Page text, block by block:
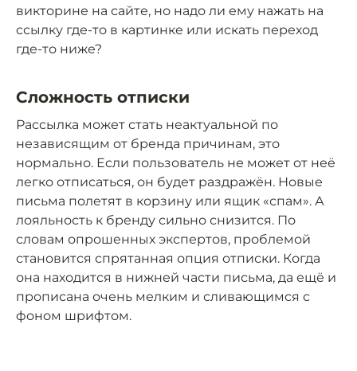
викторине на сайте, но надо ли ему нажать на
ссылку где-то в картинке или искать переход
где-то ниже?
Сложность отписки
Рассылка может стать неактуальной по
независящим от бренда причинам, это
нормально. Если пользователь не может от неё
легко отписаться, он будет раздражён. Новые
письма полетят в корзину или ящик «спам». А
лояльность к бренду сильно снизится. По
словам опрошенных экспертов, проблемой
становится спрятанная опция отписки. Когда
она находится в нижней части письма, да ещё и
прописана очень мелким и сливающимся с
фоном шрифтом.